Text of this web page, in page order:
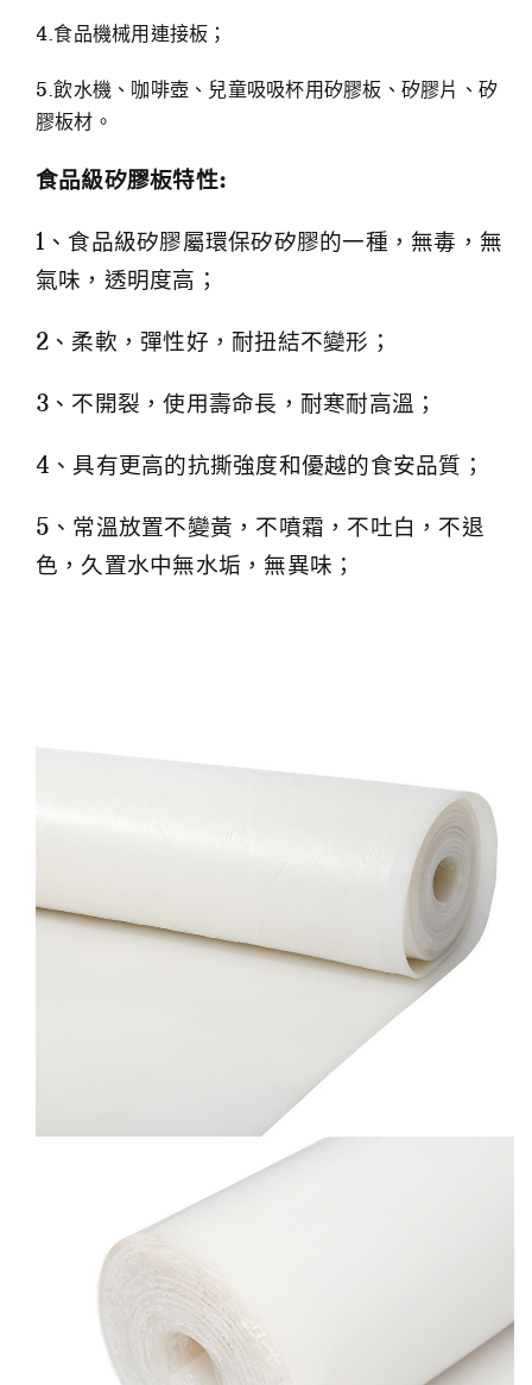
4.食品機械用連接板；
5.飲水機、咖啡壺、兒童吸吸杯用矽膠板、矽膠片、矽
膠板材。
食品級矽膠板特性:
1、食品級矽膠屬環保矽矽膠的一種，無毒，無
氣味，透明度高；
2、柔軟，彈性好，耐扭結不變形；
3、不開裂，使用壽命長，耐寒耐高溫；
4、具有更高的抗撕強度和優越的食安品質；
5、常溫放置不變黃，不噴霜，不吐白，不退
色，久置水中無水垢，無異味；